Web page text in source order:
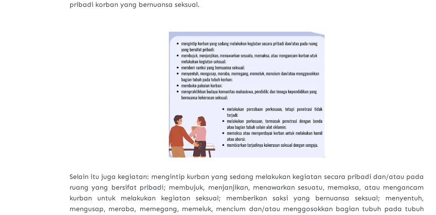
pribadi korban yang bernuansa seksual.
Selain itu juga kegiatan: mengintip kurban yang sedang melakukan kegiatan secara pribadi dan/atau pada
ruang yang bersifat pribadi; membujuk, menjanjikan, menawarkan sesuatu, memaksa, atau mengancam
kurban untuk melakukan kegiatan seksual; memberikan saksi yang bernuansa seksual; menyentuh,
mengusap, meraba, memegang, memeluk, mencium dan/atau menggosokkan bagian tubuh pada tubuh